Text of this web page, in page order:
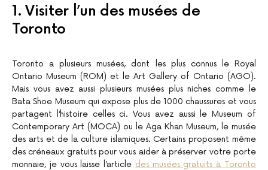
1. Visiter l’un des musées de
Toronto
Toronto a plusieurs musées, dont les plus connus le Royal
Ontario Museum (ROM) et le Art Gallery of Ontario (AGO).
Mais vous avez aussi plusieurs musées plus niches comme le
Bata Shoe Museum qui expose plus de 1000 chaussures et vous
partagent l’histoire celles ci. Vous avez aussi le Museum of
Contemporary Art (MOCA) ou le Aga Khan Museum, le musée
des arts et de la culture islamiques. Certains proposent même
des créneaux gratuits pour vous aider à préserver votre porte
monnaie, je vous laisse l’article des musées gratuits à Toronto